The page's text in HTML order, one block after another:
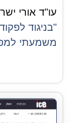
עו"ד אורי
"בניגוד
משמעתי